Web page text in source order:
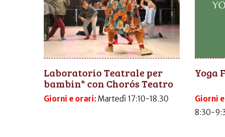
Laboratorio Teatrale per
bambin* con Chorós Teatro
Giorni e orari: Martedì 17:10-18.30
Yoga
Giorni
8:30-